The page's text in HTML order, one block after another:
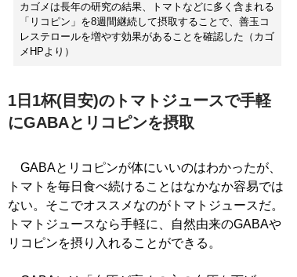
カゴメは長年の研究の結果、トマトなどに多く含まれる
「リコピン」を8週間継続して摂取することで、善玉コ
レステロールを増やす効果があることを確認した（カゴ
メHPより）
1日1杯(目安)のトマトジュースで手軽
にGABAとリコピンを摂取
GABAとリコピンが体にいいのはわかったが、
トマトを毎日食べ続けることはなかなか容易では
ない。そこでオススメなのがトマトジュースだ。
トマトジュースなら手軽に、自然由来のGABAや
リコピンを摂り入れることができる。